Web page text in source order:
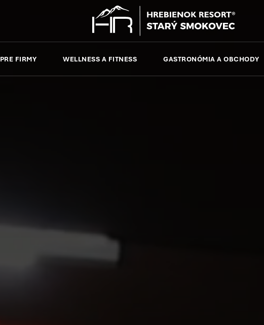
PRE FIRMY WELLNESS A FITNESS GASTRONÓMIA A OBCHODY